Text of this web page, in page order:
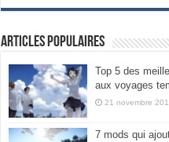
Articles populaires
Top 5 des
aux voyages
21 novembre
7 mods qui